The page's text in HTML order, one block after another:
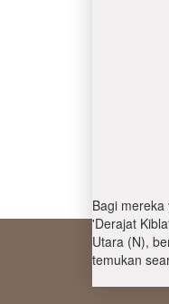
Bagi
'Derajat
Utara (N),
temukan